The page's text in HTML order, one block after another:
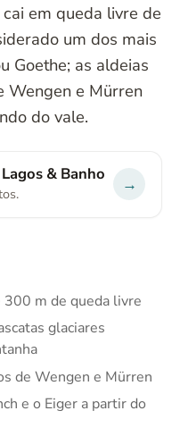
em queda livre de
um dos mais
Goethe; as aldeias
Wengen e Mürren
do vale.
& Banho
→
300 m de queda livre
glaciares
de Wengen e Mürren
e o Eiger a partir do